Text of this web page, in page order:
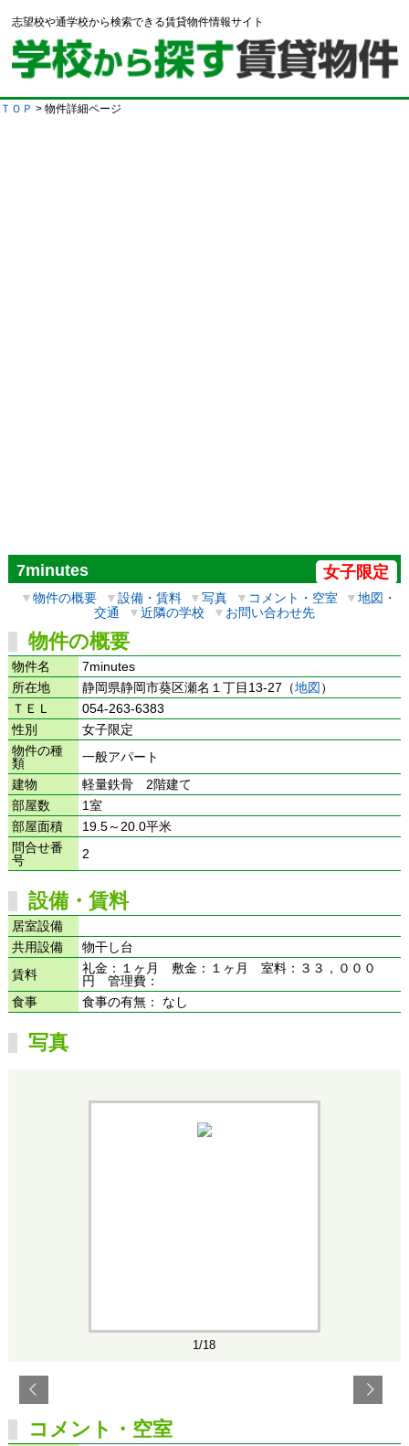
志望校や通学校から検索できる賃貸物件情報サイト
ＴＯＰ > 物件詳細ページ
7minutes 女子限定
▼物件の概要 ▼設備・賃料 ▼写真 ▼ コメント・空室 ▼地図・
交通
▼近隣の学校 ▼ お問い合わせ先
物件の概要
物件名
7minutes
所在地
静岡県静岡市葵区瀬名１丁目13-27（地図 ）
ＴＥＬ
054-263-6383
性別
女子限定
物件の種
類
一般アパート
建物
軽量鉄骨 2階建て
部屋数
1室
部屋面積
19.5～20.0平米
問合せ番
号
2
設備・賃料
居室設備
共用設備
物干し台
賃料
礼金：１ヶ月 敷金：１ヶ月 室料：３３，０００
円 管理費：
食事
食事の有無： なし
写真
1/18
コメント・空室